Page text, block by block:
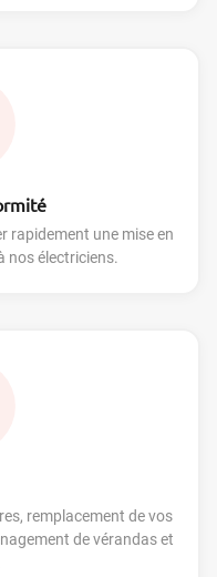
rapidement une mise en
nos électriciens.
remplacement de vos
de vérandas et